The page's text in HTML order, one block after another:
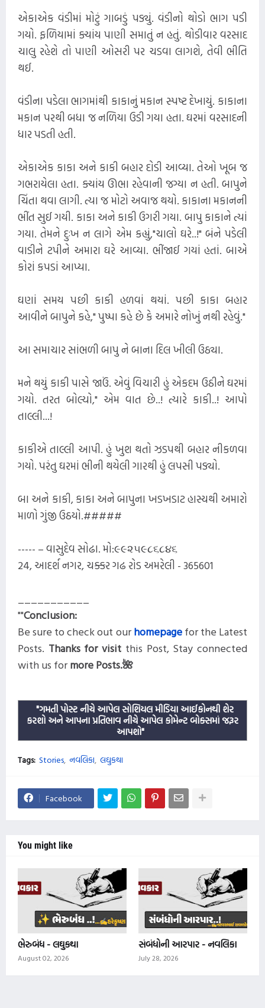
એકાએક વંડીમાં મોટું ગાબડું પડ્યું. વંડીનો થોડો ભાગ પડી
ગયો. ફળિયામાં ક્યાંય પાણી સમાતું ન હતું. થોડીવાર વરસાદ
ચાલુ રહેશે તો પાણી ઓસરી પર ચડવા લાગશે, તેવી ભીતિ
થઈ.
વંડીના પડેલા ભાગમાંથી કાકાનું મકાન સ્પષ્ટ દેખાયું. કાકાના
મકાન પરથી બધા જ નળિયા ઉડી ગયા હતા. ઘરમાં વરસાદની
ધાર પડતી હતી.
એકાએક કાકા અને કાકી બહાર દોડી આવ્યા. તેઓ ખૂબ જ
ગભરાયેલા હતા. ક્યાંય ઊભા રહેવાની જગ્યા ન હતી. બાપુને
ચિંતા થવા લાગી. ત્યા જ મોટો અવાજ થયો. કાકાના મકાનની
ભીંત સુઈ ગયી. કાકા અને કાકી ઉગરી ગયા. બાપુ કાકાને ત્યાં
ગયા. તેમને દુઃખ ન લાગે એમ કહ્યું,"ચાલો ઘરે..!" બંને પડેલી
વાડીને ટપીને અમારા ઘરે આવ્યા. ભીંજાઈ ગયાં હતાં. બાએ
કોરાં કપડાં આપ્યા.
ઘણાં સમય પછી કાકી હળવાં થયાં. પછી કાકા બહાર
આવીને બાપુને કહે," પુષ્પા કહે છે કે અમારે નોખું નથી રહેવું."
આ સમાચાર સાંભળી બાપુ ને બાના દિલ ખીલી ઉઠ્યા.
મને થયું કાકી પાસે જાઉં. એવું વિચારી હું એકદમ ઉઠીને ઘરમાં
ગયો. તરત બોલ્યો," એમ વાત છે..! ત્યારે કાકી..! આપો
તાલ્લી...!
કાકીએ તાલ્લી આપી. હું ખુશ થતો ઝડપથી બહાર નીકળવા
ગયો. પરંતુ ઘરમાં ભીની થયેલી ગારથી હું લપસી પડ્યો.
બા અને કાકી, કાકા અને બાપુના ખડખડાટ હાસ્યથી અમારો
માળો ગુંજી ઉઠયો.#####
----- – વાસુદેવ સોઢા.મો:૯૯૨૫૯૮૬૮૪૬
24, આદર્શ નગર, ચક્કર ગઢ રોડ અમરેલી - 365601
""Conclusion:
Be sure to check out ourhomepagefor the Latest
Posts. Thanks for visit this Post, Stay connected
with us formorePosts.🌺
"ગમતી પોસ્ટ નીચે આપેલ સોશિયલ મીડિયા આઈકોનથી શેર
કરશો અને આપના પ્રતિભાવ નીચે આપેલ કોમેન્ટ બોક્સમાં જરૂર
આપશો"
Tags: Stories નવલિકા લઘુકથા
Facebook
You might like
ભેરુબંધ - લઘુકથા
August 02, 2026
સંબંધોની આરપાર - નવલિકા
July 28, 2026